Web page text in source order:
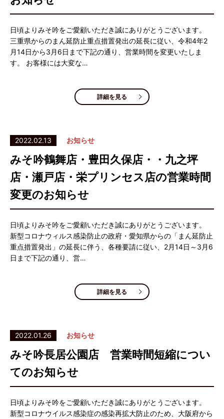
日頃よりみそ吟をご愛顧いただき誠にありがとうございます。
三重県からのまん延防止重点措置発出の延長に従い、令和4年2
月14日から3月6日まで下記の通り、営業時間を変更いたしま
す。 お客様には大変な…
詳細を見る
2022.02.13 お知らせ
みそ吟鶴舞店・豊田久保店・・九之坪
店・瀬戸店・栄プリンセス店の営業時間
変更のお知らせ
日頃よりみそ吟をご愛顧いただき誠にありがとうございます。
新型コロナウィルス感染防止の政府・愛知県からの「まん延防止
重点措置発出」の延長に伴う、各種要請に従い、2月14日～3月6
日まで下記の通り、営…
詳細を見る
2022.01.26 お知らせ
みそ吟長居公園店 営業時間短縮につい
てのお知らせ
日頃よりみそ吟をご愛顧いただき誠にありがとうございます。
新型コロナウイルス感染症の感染再拡大防止のため、大阪府から